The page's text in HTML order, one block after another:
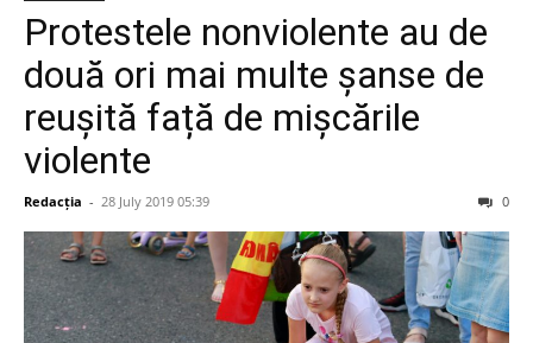
Protestele nonviolente au de
două ori mai multe șanse de
reușită față de mișcările
violente
Redacția - 28 July 2019 05:39 0